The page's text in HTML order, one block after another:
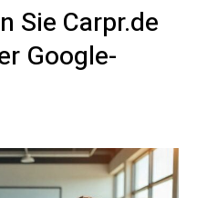
Sie Carpr.de
Google-